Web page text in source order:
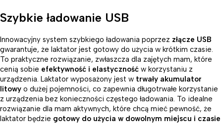
Szybkie ładowanie USB
Innowacyjny system szybkiego ładowania poprzez złącze USB
gwarantuje, że laktator jest gotowy do użycia w krótkim czasie.
To praktyczne rozwiązanie, zwłaszcza dla zajętych mam, które
cenią sobie efektywność i elastyczność w korzystaniu z
urządzenia. Laktator wyposażony jest w trwały akumulator
litowy o dużej pojemności, co zapewnia długotrwałe korzystanie
z urządzenia bez konieczności częstego ładowania. To idealne
rozwiązanie dla mam aktywnych, które chcą mieć pewność, że
laktator będzie gotowy do użycia w dowolnym miejscu i czasie